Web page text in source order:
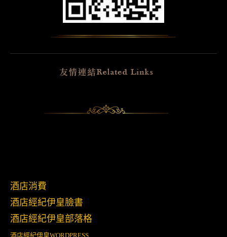
酒店消費
酒店經紀伊皇臉書
酒店經紀伊皇部落格
酒店經紀伊皇WORDPRESS